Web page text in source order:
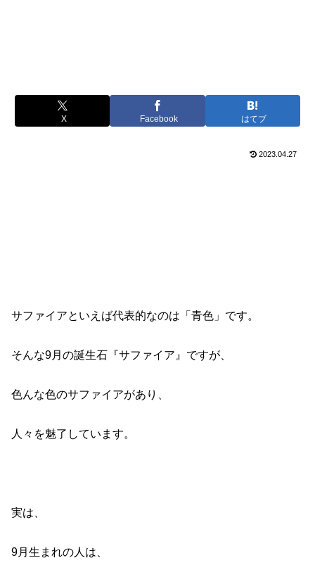
X Facebook はてブ
2023.04.27
サファイアといえば代表的なのは「青色」です。
そんな9月の誕生石『サファイア』ですが、
色んな色のサファイアがあり、
人々を魅了しています。
実は、
9月生まれの人は、